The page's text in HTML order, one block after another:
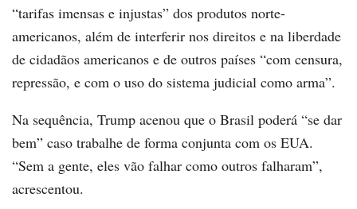
“tarifas imensas e injustas” dos produtos norte-
americanos, além de interferir nos direitos e na liberdade
de cidadãos americanos e de outros países “com censura,
repressão, e com o uso do sistema judicial como arma”.
Na sequência, Trump acenou que o Brasil poderá “se dar
bem” caso trabalhe de forma conjunta com os EUA.
“Sem a gente, eles vão falhar como outros falharam”,
acrescentou.